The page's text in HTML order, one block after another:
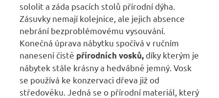
sololit a záda psacích stolů přírodní dýha.
Zásuvky nemají kolejnice, ale jejich absence
nebrání bezproblémovému vysouvání.
Konečná úprava nábytku spočívá v ručním
nanesení čistě přírodních vosků,díky kterým je
nábytek stále krásny a hedvábně jemný. Vosk
se používá ke konzervaci dřeva již od
středověku. Jedná se o přírodní materiál, který